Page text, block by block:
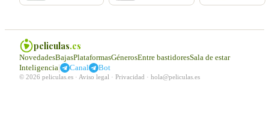
peliculas.es
NovedadesBajasPlataformasGénerosEntre bastidoresSala de estar
Inteligencia| Canal Bot
© 2026 peliculas.es · Aviso legal · Privacidad · hola@peliculas.es